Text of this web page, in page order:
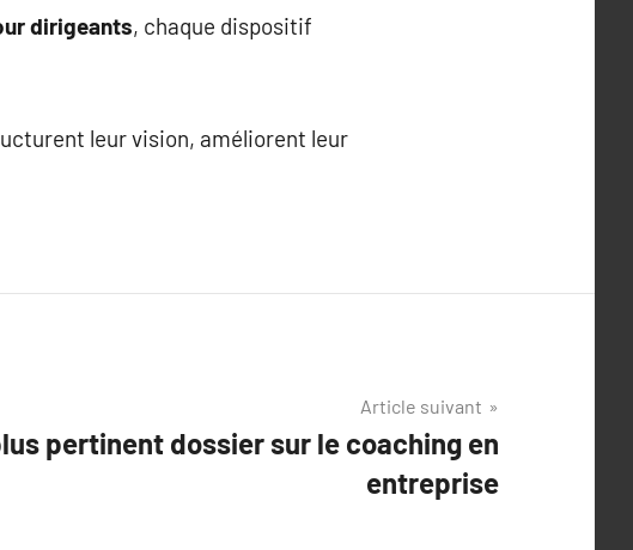
dirigeants, chaque dispositif
leur vision, améliorent leur
Article suivant
pertinent dossier sur le coaching en
entreprise